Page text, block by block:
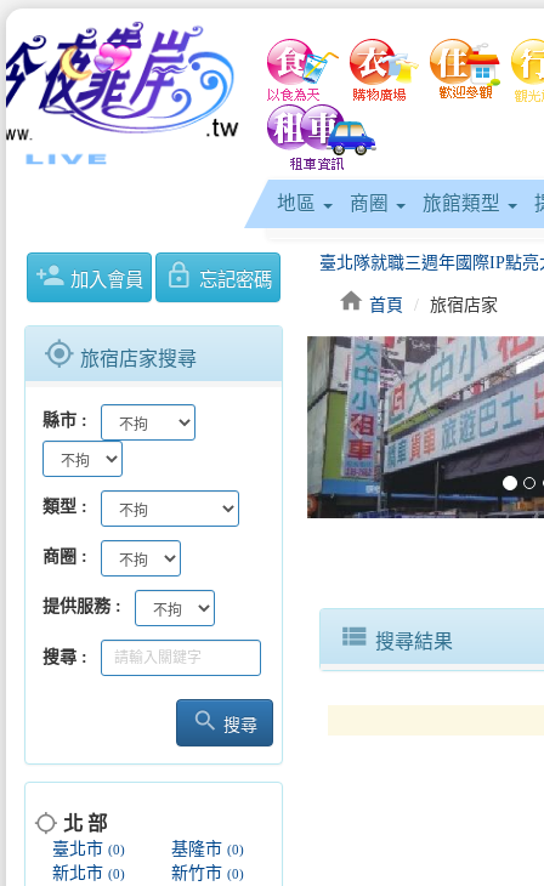
地區 商圈 旅館類型
person_add 加入會員 lock_outline 忘記密碼
gps_fixed 旅宿店家搜尋
縣市
類型
商圈
提供服務
搜尋
search 搜尋
location_searching 北 部
臺北市 (0) 基隆市(0)
新北市 (0) 新竹市(0)
home 首頁 旅宿店家
keyboard_arrow_left
view_list 搜尋結果